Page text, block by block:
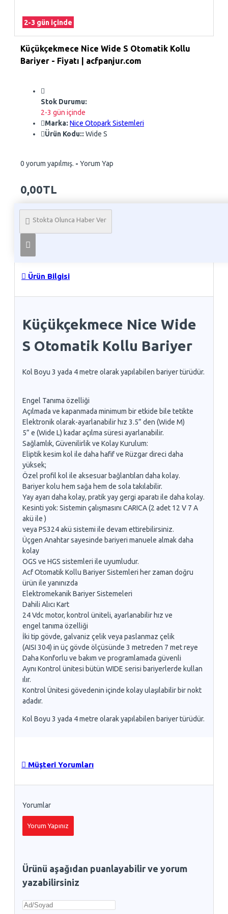
2-3 gün içinde
Küçükçekmece Nice Wide S Otomatik Kollu
Bariyer - Fiyatı | acfpanjur.com
Stok Durumu:
2-3 gün içinde
Marka: Nice Otopark Sistemleri
Ürün Kodu:: Wide S
0 yorum yapılmış. - Yorum Yap
0,00TL
Stokta Olunca Haber Ver
Telefon İle Sipariş
Ürün Bilgisi
Küçükçekmece Nice Wide
S Otomatik Kollu Bariyer
Kol Boyu 3 yada 4 metre olarak yapılabilen bariyer türüdür.
Engel Tanıma özelliği
Açılmada ve kapanmada minimum bir etkide bile tetikte
Elektronik olarak-ayarlanabilir hız 3.5” den (Wide M)
5” e (Wide L) kadar açılma süresi ayarlanabilir.
Sağlamlık, Güvenilirlik ve Kolay Kurulum:
Eliptik kesim kol ile daha hafif ve Rüzgar direci daha
yüksek;
Özel profil kol ile aksesuar bağlantıları daha kolay.
Bariyer kolu hem sağa hem de sola takılabilir.
Yay ayarı daha kolay, pratik yay gergi aparatı ile daha kolay.
Kesinti yok: Sistemin çalışmasını CARICA (2 adet 12 V 7 A
akü ile )
veya PS324 akü sistemi ile devam ettirebilirsiniz.
Üçgen Anahtar sayesinde bariyeri manuele almak daha
kolay
OGS ve HGS sistemleri ile uyumludur.
Acf Otomatik Kollu Bariyer Sistemleri her zaman doğru
ürün ile yanınızda
Elektromekanik Bariyer Sistemeleri
Dahili Alıcı Kart
24 Vdc motor, kontrol üniteli, ayarlanabilir hız ve
engel tanıma özelliği
İki tip gövde, galvaniz çelik veya paslanmaz çelik
(AISI 304) in üç gövde ölçüsünde 3 metreden 7 met reye
Daha Konforlu ve bakım ve programlamada güvenli
Aynı Kontrol ünitesi bütün WIDE serisi bariyerlerde kullan
ılır.
Kontrol Ünitesi gövedenin içinde kolay ulaşılabilir bir nokt
adadır.
Kol Boyu 3 yada 4 metre olarak yapılabilen bariyer türüdür.
Müşteri Yorumları
Yorumlar
Yorum Yapınız
Ürünü aşağıdan puanlayabilir ve yorum
yazabilirsiniz